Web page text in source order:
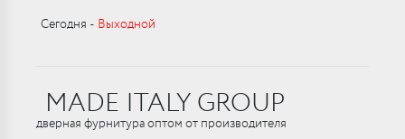
Сегодня ‑ Выходной
MADE ITALY GROUP
дверная фурнитура оптом от производителя